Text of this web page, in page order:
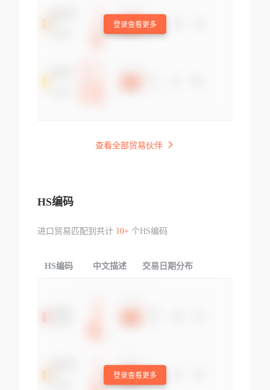
登录查看更多
查看全部贸易伙伴
HS编码
进口贸易匹配到共计 10+个HS编码
HS编码 中文描述 交易日期分布
登录查看更多